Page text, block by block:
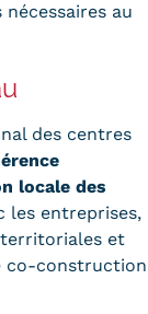
au
des centres
locale des
les entreprises,
et
co-construction